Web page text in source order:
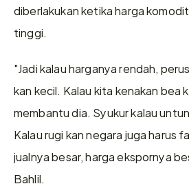
diberlakukan ketika harga
tinggi.
"Jadi kalau harganya rendah,
kan kecil. Kalau kita kenakan bea
membantu dia. Syukur kalau
Kalau rugi kan negara juga harus
jualnya besar, harga ekspornya
Bahlil.